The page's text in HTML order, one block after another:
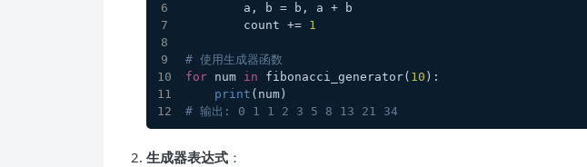
        a, b = b, a + b
        count +=
1
# 使用生成器函数
for num in fibonacci_generator( 10 ):
print (num)
# 输出: 0 1 1 2 3 5 8 13 21 34
生成器表达式 ：